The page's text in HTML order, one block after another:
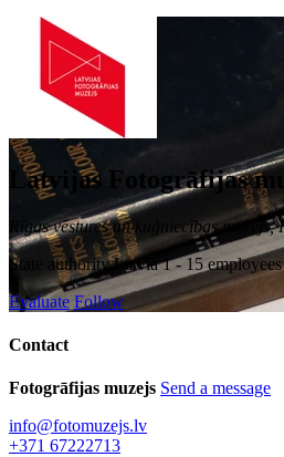
Latvijas Fotogrāfijas
Rīgas vēstures un kuģniecības
State authority Latvia 1 - 15 employees
Evaluate Follow
Contact
Fotogrāfijas muzejs Send a message
info@fotomuzejs.lv
+371 67222713